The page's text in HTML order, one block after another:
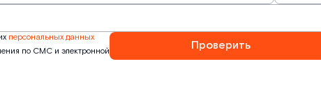
персональных данных
по СМС и электронной
Проверить